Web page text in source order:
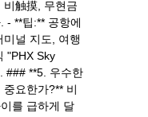
비触摸, 무현금
- **팁:** 공항에
널 지도, 여행
"PHX Sky
### **5. 우수한
요한가?** 비
를 급하게 달